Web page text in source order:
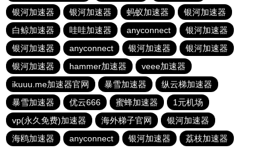
银河加速器
银河加速器 蚂蚁加速器
银河加速器
白鲸加速器
哇哇加速器 anyconnect
银河加速器
银河加速器
anyconnect 银河加速器
银河加速器
银河加速器
hammer加速器
veee加速器
ikuuu.me加速器官网
暴雪加速器
纵云梯加速器
暴雪加速器
优云666 蜜蜂加速器
1元机场
vp(永久免费)加速器
海外梯子官网
银河加速器
海鸥加速器
anyconnect 银河加速器 荔枝加速器